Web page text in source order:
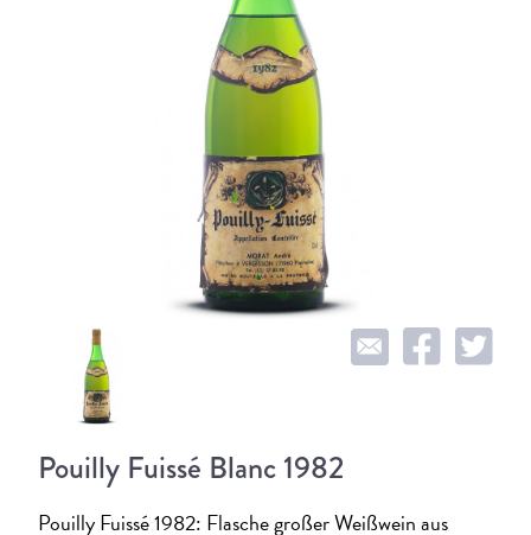
Pouilly Fuissé Blanc 1982
Pouilly Fuissé 1982: Flasche großer Weißwein aus